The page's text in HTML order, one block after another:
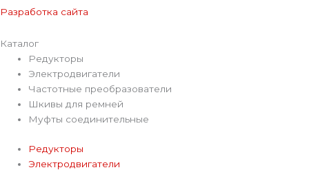
Разработка сайта
Каталог
Редукторы
Электродвигатели
Частотные преобразователи
Шкивы для ремней
Муфты соединительные
Редукторы
Электродвигатели